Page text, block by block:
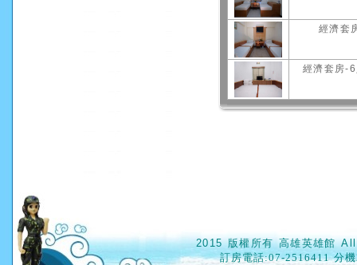
經濟套
經濟套房-
2015 版權所有 高雄英雄館
訂房電話:07-2516411 分